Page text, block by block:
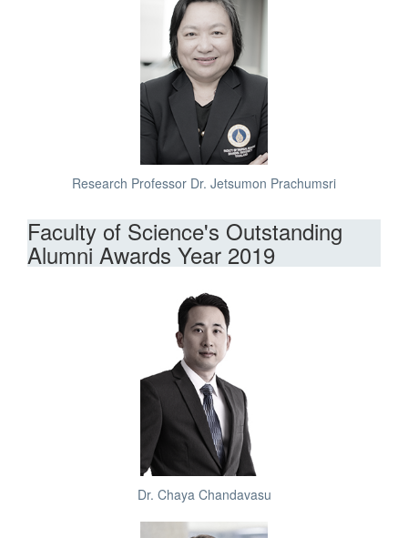
Research Professor Dr. Jetsumon Prachumsri
Faculty of Science's Outstanding
Alumni Awards Year 2019
Dr. Chaya Chandavasu